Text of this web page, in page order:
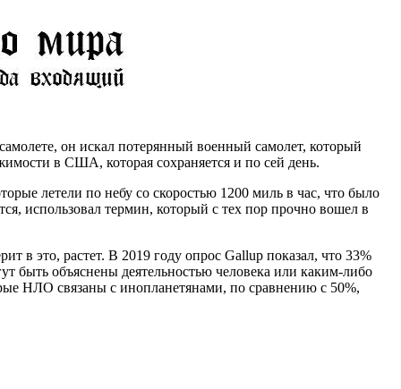
он искал потерянный военный самолет, который
в США, которая сохраняется и по сей день.
летели по небу со скоростью 1200 миль в час, что было
использовал термин, который с тех пор прочно вошел в
в это, растет. В 2019 году опрос Gallup показал, что 33%
быть объяснены деятельностью человека или каким-либо
НЛО связаны с инопланетянами, по сравнению с 50%,